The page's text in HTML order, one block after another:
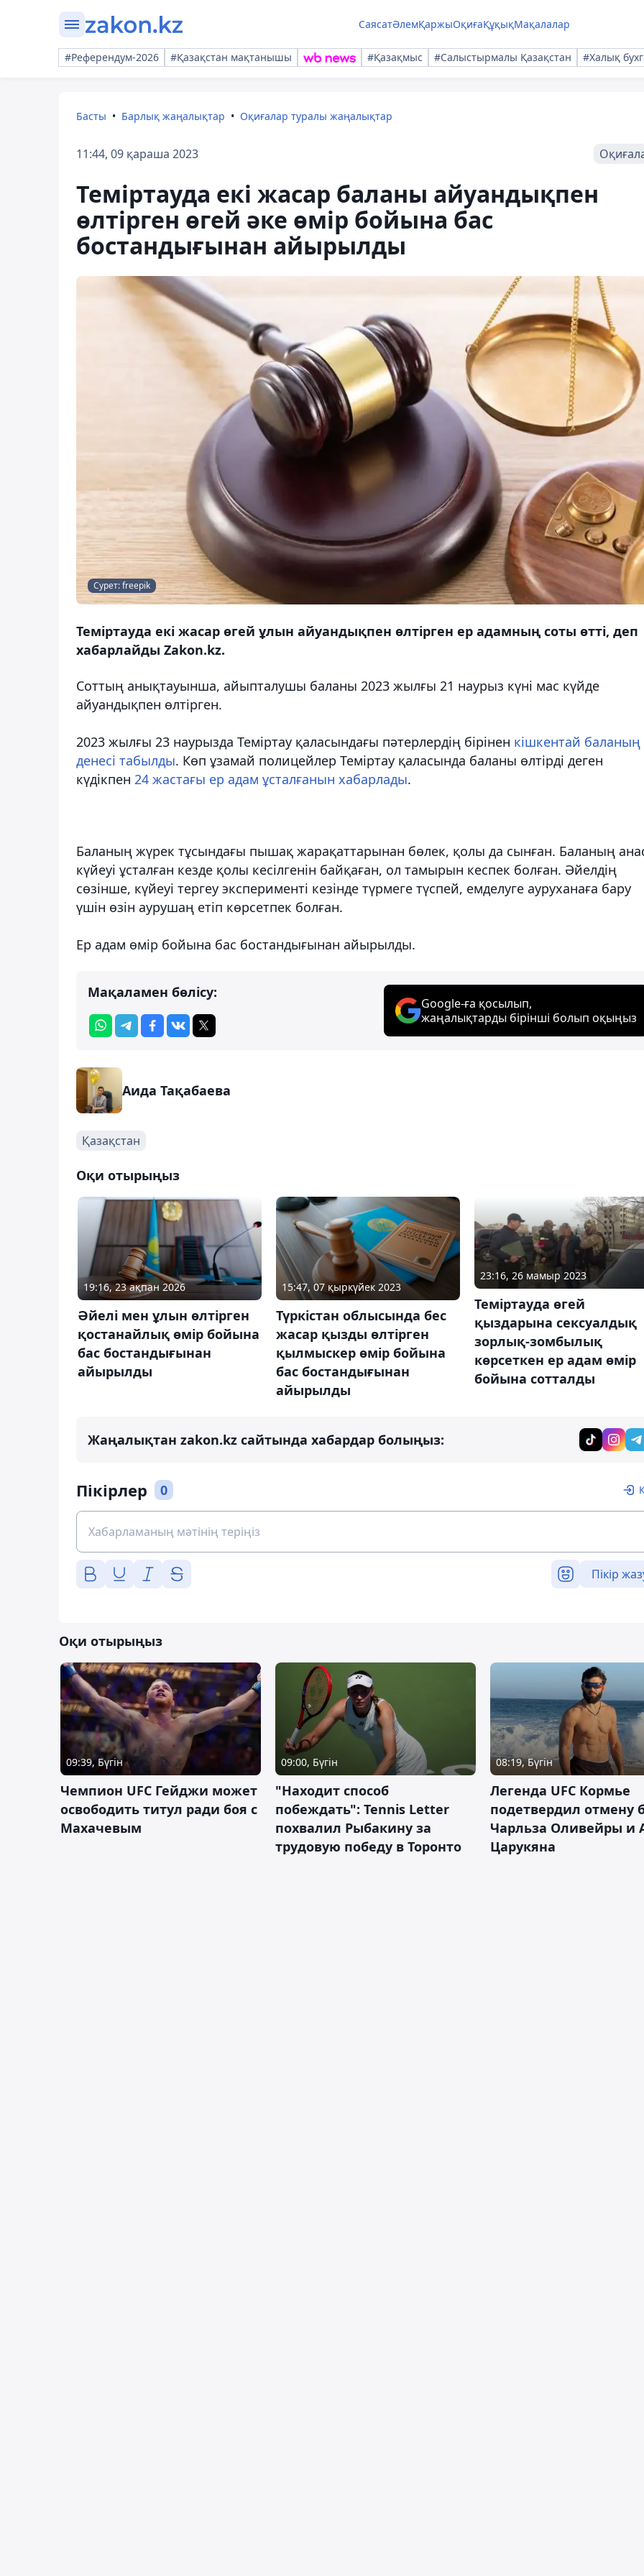
СаясатӘлемҚаржыОқиғаҚұқықМақалалар
#Референдум-2026 #Қазақстан мақтанышы #Қазақмыс #Салыстырмалы Қазақстан #Халық
Басты Барлық жаңалықтар Оқиғалар туралы жаңалықтар
11:44, 09 қараша 2023
Теміртауда екі жасар баланы айуандықпен
өлтірген өгей әке өмір бойына бас
бостандығынан айырылды
Сурет: freepik
Теміртауда екі жасар өгей ұлын айуандықпен өлтірген ер адамның соты өтті, деп
хабарлайды Zakon.kz.
Соттың анықтауынша, айыпталушы баланы 2023 жылғы 21 наурыз күні мас күйде
айуандықпен өлтірген.
2023 жылғы 23 наурызда Теміртау қаласындағы пәтерлердің бірінен кішкентай баланың
денесі табылды. Көп ұзамай полицейлер Теміртау қаласында баланы өлтірді деген
күдікпен 24 жастағы ер адам ұсталғанын хабарлады.
Баланың жүрек тұсындағы пышақ жарақаттарынан бөлек, қолы да сынған. Баланың
күйеуі ұсталған кезде қолы кесілгенін байқаған, ол тамырын кеспек болған. Әйелдің
сөзінше, күйеуі тергеу эксперименті кезінде түрмеге түспей, емделуге ауруханаға бару
үшін өзін аурушаң етіп көрсетпек болған.
Ер адам өмір бойына бас бостандығынан айырылды.
Мақаламен бөлісу:
Google-ға қосылып,
жаңалықтарды бірінші болып оқыңыз
Аида Тақабаева
Қазақстан
Оқи отырыңыз
19:16, 23 ақпан 2026
Әйелі мен ұлын өлтірген
қостанайлық өмір бойына
бас бостандығынан
айырылды
15:47, 07 қыркүйек 2023
Түркістан облысында бес
жасар қызды өлтірген
қылмыскер өмір бойына
бас бостандығынан
айырылды
23:16, 26 мамыр 2023
Теміртауда өгей
қыздарына сексуалдық
зорлық-зомбылық
көрсеткен ер адам өмір
бойына сотталды
Жаңалықтан zakon.kz сайтында хабардар болыңыз:
Пікірлер 0
Пікір
Оқи отырыңыз
09:39, Бүгін
Чемпион UFC Гейджи может
освободить титул ради боя с
Махачевым
09:00, Бүгін
"Находит способ
побеждать": Tennis Letter
похвалил Рыбакину за
трудовую победу в Торонто
08:19, Бүгін
Легенда UFC Кормье
подетвердил отмену
Чарльза Оливейры и
Царукяна